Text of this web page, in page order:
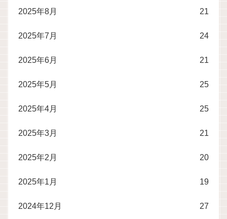
2025年8月 21
2025年7月 24
2025年6月 21
2025年5月 25
2025年4月 25
2025年3月 21
2025年2月 20
2025年1月 19
2024年12月 27